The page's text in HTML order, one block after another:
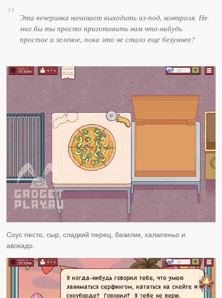
Эта вечеринка начинает выходить из-под, контроля. Не
мог бы ты просто приготовить нам что-нибудь
простое и зеленое, пока это не стало еще безумнее?
Соус песто, сыр, сладкий перец, базилик, халапеньо и
авокадо.